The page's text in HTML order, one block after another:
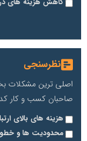
نظرسنجی
اصلی ترین مشکلات
صاحبان کسب و کار
هزینه های بالای
محدودیت ها و